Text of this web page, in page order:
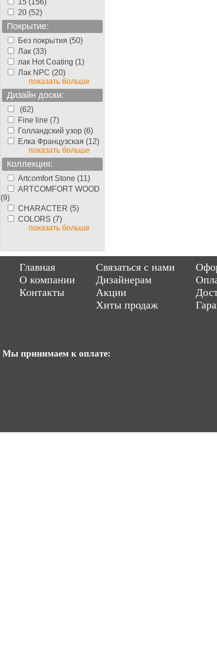
15 (156)
20 (52)
Покрытие:
Без покрытия (50)
Лак (33)
лак Hot Coating (1)
Лак NPC (20)
показать больше
Дизайн доски:
(62)
Fine line (7)
Голландский узор (6)
Елка Французская (12)
показать больше
Коллекция:
Artcomfort Stone (11)
ARTCOMFORT WOOD
(9)
CHARACTER (5)
COLORS (7)
показать больше
Главная
О компании
Контакты
Связаться с нами
Дизайнерам
Акции
Хиты продаж
Мы принимаем к оплате:
ItCompany Продвижение сайтов by «ВзлЁт»